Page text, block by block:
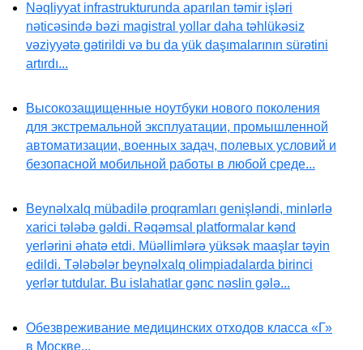
Nəqliyyat infrastrukturunda aparılan təmir işləri
nəticəsində bəzi magistral yollar daha təhlükəsiz
vəziyyətə gətirildi və bu da yük daşımalarının sürətini
artırdı...
Высокозащищенные ноутбуки нового поколения
для экстремальной эксплуатации, промышленной
автоматизации, военных задач, полевых условий и
безопасной мобильной работы в любой среде...
Beynəlxalq mübadilə proqramları genişləndi, minlərlə
xarici tələbə gəldi. Rəqəmsal platformalar kənd
yerlərini əhatə etdi. Müəllimlərə yüksək maaşlar təyin
edildi. Tələbələr beynəlxalq olimpiadalarda birinci
yerlər tutdular. Bu islahatlar gənc nəslin gələ...
Обезвреживание медицинских отходов класса «Г»
в Москве...